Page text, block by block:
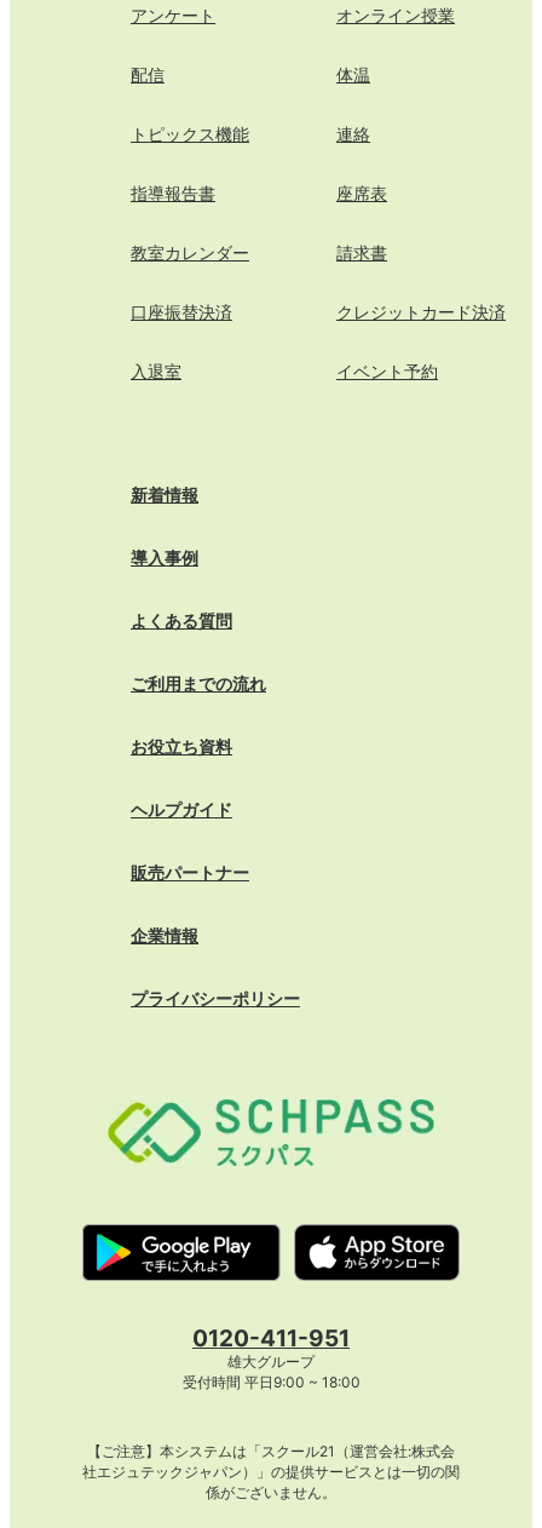
アンケート オンライン授業
配信 体温
トピックス機能 連絡
指導報告書 座席表
教室カレンダー 請求書
口座振替決済 クレジットカード決済
入退室 イベント予約
新着情報
導入事例
よくある質問
ご利用までの流れ
お役立ち資料
ヘルプガイド
販売パートナー
企業情報
プライバシーポリシー
0120-411-951
雄大グループ
受付時間 平日9:00 ~ 18:00
【ご注意】本システムは「スクール21（運営会社:株式会
社エジュテックジャパン）」の提供サービスとは一切の関
係がございません。